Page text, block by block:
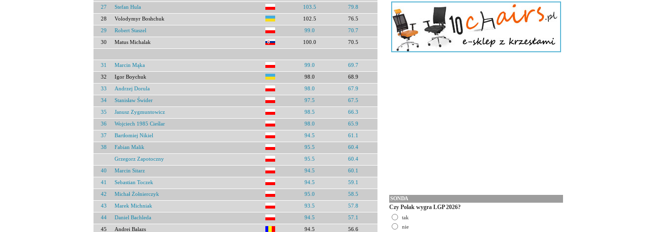
27 Stefan Hula 103.5 79.8
28 Volodymyr Boshchuk 102.5 76.5
29 Robert Staszel 99.0 70.7
30 Matus Michalak 100.0 70.5
31 Marcin Mąka 99.0 69.7
32 Igor Boychuk 98.0 68.9
33 Andrzej Dorula 98.0 67.9
34 Stanisław Świder 97.5 67.5
35 Janusz Zygmuntowicz 98.5 66.3
36 Wojciech 1985 Cieślar 98.0 65.9
37 Bartłomiej Nikiel 94.5 61.1
38 Fabian Malik 95.5 60.4
Grzegorz Zapotoczny 95.5 60.4
40 Marcin Sitarz 94.5 60.1
41 Sebastian Toczek 94.5 59.1
42 Michał Żołnierczyk 95.0 58.5
43 Marek Michniak 93.5 57.8
44 Daniel Bachleda 94.5 57.1
45 Andrei Balazs 94.5 56.6
SONDA
Czy Polak wygra LGP 2026?
tak
nie